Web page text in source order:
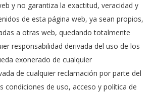
y no garantiza la exactitud, veracidad y
de esta página web, ya sean propios,
a otras web, quedando totalmente
responsabilidad derivada del uso de los
exonerado de cualquier
de cualquier reclamación por parte del
condiciones de uso, acceso y política de